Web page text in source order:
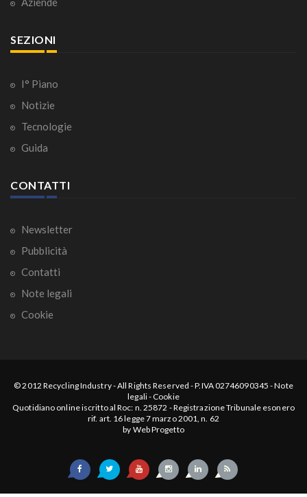
SEZIONI
I° Piano
Notizie
Tecnologie
Guida
CONTATTI
Newsletter
Pubblicità
Contatti
Note legali
Cookie
© 2012 Recycling Industry-All Rights Reserved - P.IVA 02746090345 -Note
legali- Cookie
Quotidiano online iscritto al Roc: n. 25872 - Registrazione Tribunale esonero
rif. art. 16 legge 7 marzo 2001, n. 62
by Web Progetto